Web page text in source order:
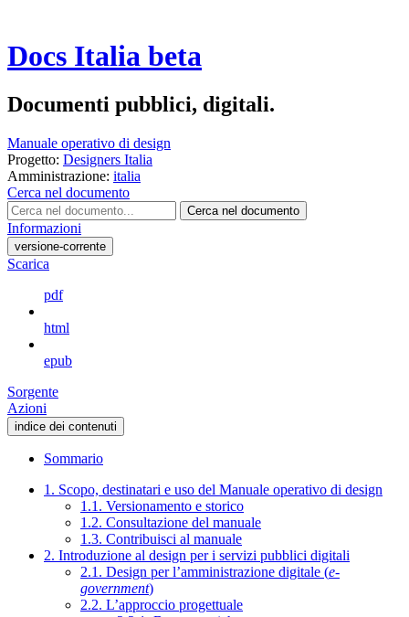
Docs Italia beta
Documenti pubblici, digitali.
Manuale operativo di design
Progetto: Designers Italia
Amministrazione: italia
Cerca nel documento
Cerca nel documento
Informazioni
versione-corrente
Scarica
pdf
html
epub
Sorgente
Azioni
indice dei contenuti
Sommario
1. Scopo, destinatari e uso del Manuale operativo di design
1.1. Versionamento e storico
1.2. Consultazione del manuale
1.3. Contribuisci al manuale
2. Introduzione al design per i servizi pubblici digitali
2.1. Design per l’amministrazione digitale (e-
government)
2.2. L’approccio progettuale